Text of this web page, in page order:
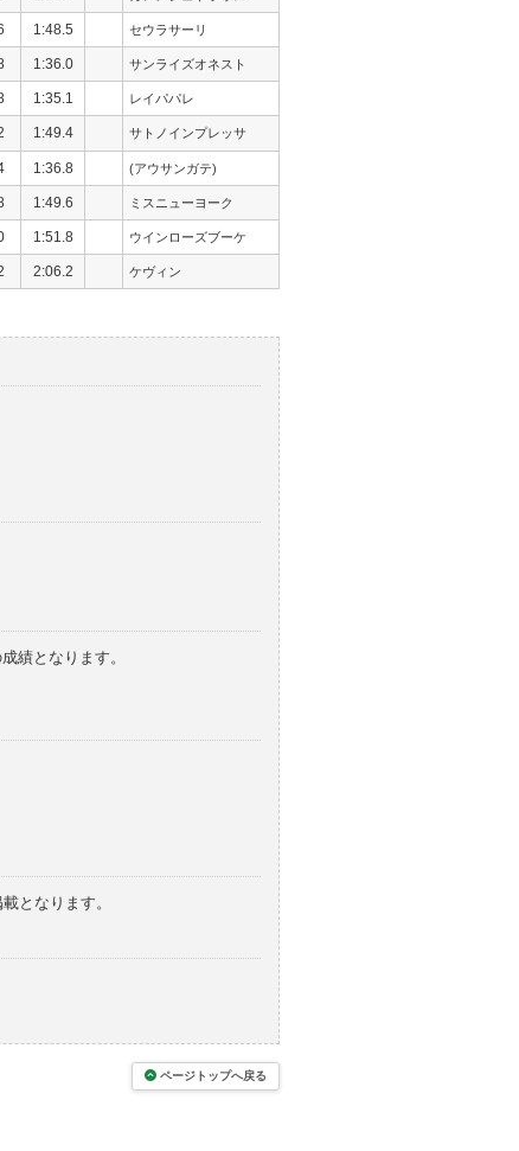
1:48.5 セウラサーリ
1:36.0 サンライズオネスト
1:35.1 レイパパレ
1:49.4 サトノインプレッサ
1:36.8 (アウサンガテ)
1:49.6 ミスニューヨーク
1:51.8 ウインローズブーケ
2:06.2 ケヴィン
績となります。
となります。
ページトップへ戻る